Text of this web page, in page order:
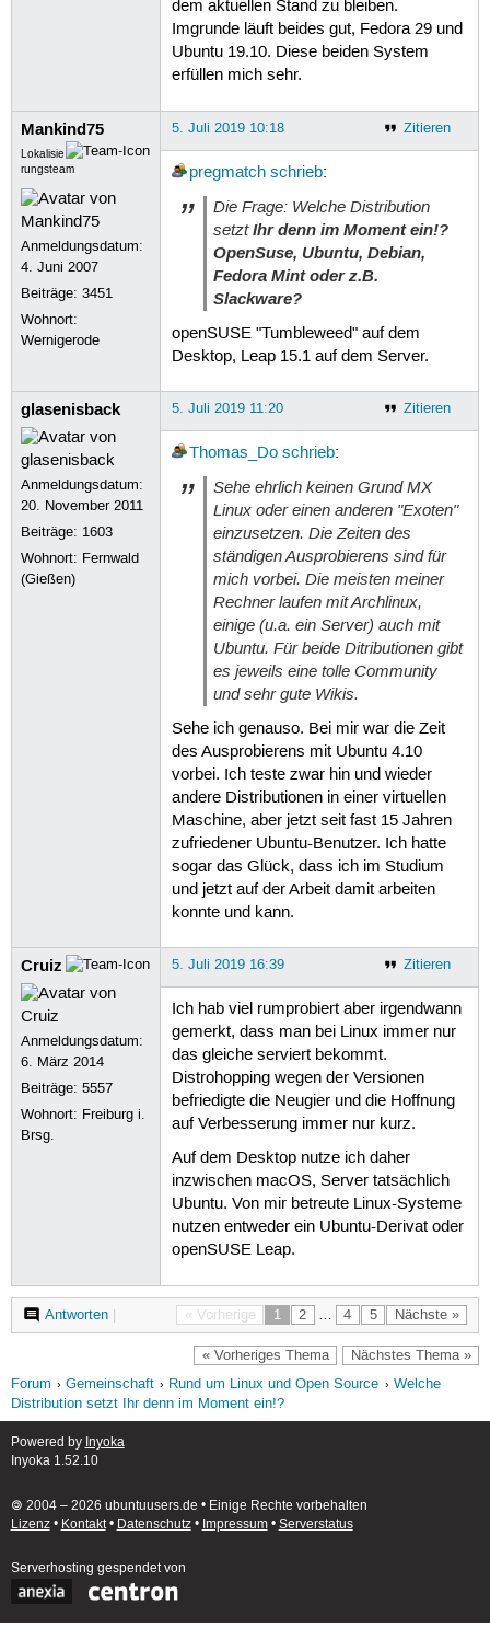
dem aktuellen Stand zu bleiben.
Imgrunde läuft beides gut, Fedora 29 und
Ubuntu 19.10. Diese beiden System
erfüllen mich sehr.
Mankind75
Lokalisie
rungsteam
Anmeldungsdatum:
4. Juni 2007
Beiträge:3451
Wohnort:
Wernigerode
Zitieren
5. Juli 2019 10:18
pregmatch schrieb:
Die Frage: Welche Distribution
setztIhr denn im Moment ein!?
OpenSuse, Ubuntu, Debian,
Fedora Mint oder z.B.
Slackware?
openSUSE "Tumbleweed" auf dem
Desktop, Leap 15.1 auf dem Server.
glasenisback
Anmeldungsdatum:
20. November 2011
Beiträge: 1603
Wohnort: Fernwald
(Gießen)
Zitieren
5. Juli 2019 11:20
Thomas_Do schrieb:
Sehe ehrlich keinen Grund MX
Linux oder einen anderen "Exoten"
einzusetzen. Die Zeiten des
ständigen Ausprobierens sind für
mich vorbei. Die meisten meiner
Rechner laufen mit Archlinux,
einige (u.a. ein Server) auch mit
Ubuntu. Für beide Ditributionen gibt
es jeweils eine tolle Community
und sehr gute Wikis.
Sehe ich genauso. Bei mir war die Zeit
des Ausprobierens mit Ubuntu 4.10
vorbei. Ich teste zwar hin und wieder
andere Distributionen in einer virtuellen
Maschine, aber jetzt seit fast 15 Jahren
zufriedener Ubuntu-Benutzer. Ich hatte
sogar das Glück, dass ich im Studium
und jetzt auf der Arbeit damit arbeiten
konnte und kann.
Cruiz
Anmeldungsdatum:
6. März 2014
Beiträge:5557
Wohnort: Freiburg i.
Brsg.
Zitieren
5. Juli 2019 16:39
Ich hab viel rumprobiert aber irgendwann
gemerkt, dass man bei Linux immer nur
das gleiche serviert bekommt.
Distrohopping wegen der Versionen
befriedigte die Neugier und die Hoffnung
auf Verbesserung immer nur kurz.
Auf dem Desktop nutze ich daher
inzwischen macOS, Server tatsächlich
Ubuntu. Von mir betreute Linux-Systeme
nutzen entweder ein Ubuntu-Derivat oder
openSUSE Leap.
« Vorherige 1 2 … 4 5 Nächste »
Antworten|
« Vorheriges Thema Nächstes Thema »
Forum Gemeinschaft Rund um Linux und Open Source
Welche
Distribution setzt Ihr denn im Moment ein!?
Powered by Inyoka
Inyoka 1.52.10
🄯 2004 – 2026 ubuntuusers.de • Einige Rechte vorbehalten
Lizenz• Kontakt• Datenschutz• Impressum• Serverstatus
Serverhosting gespendet von